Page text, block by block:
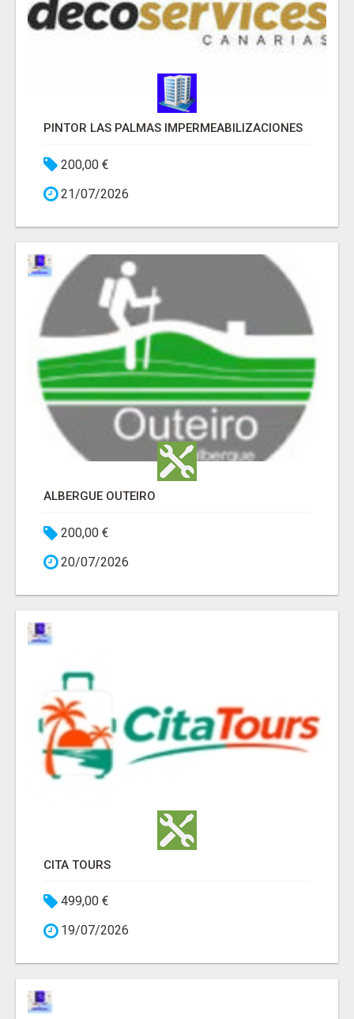
PINTOR LAS PALMAS IMPERMEABILIZACIONES
200,00 €
21/07/2026
ALBERGUE OUTEIRO
200,00 €
20/07/2026
CITA TOURS
499,00 €
19/07/2026